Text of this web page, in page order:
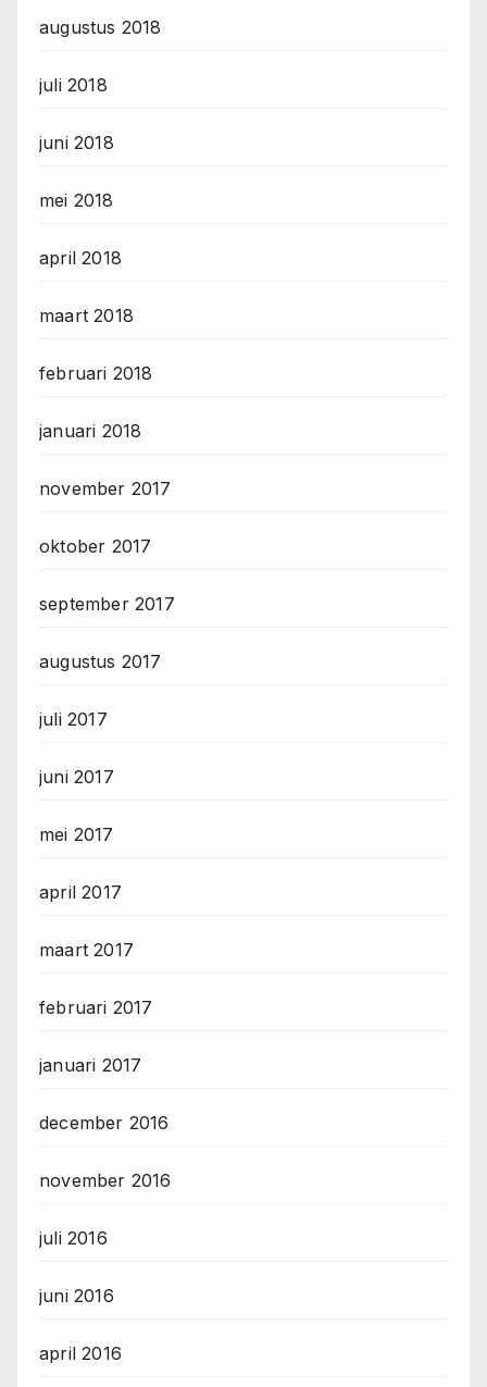
augustus 2018
juli 2018
juni 2018
mei 2018
april 2018
maart 2018
februari 2018
januari 2018
november 2017
oktober 2017
september 2017
augustus 2017
juli 2017
juni 2017
mei 2017
april 2017
maart 2017
februari 2017
januari 2017
december 2016
november 2016
juli 2016
juni 2016
april 2016